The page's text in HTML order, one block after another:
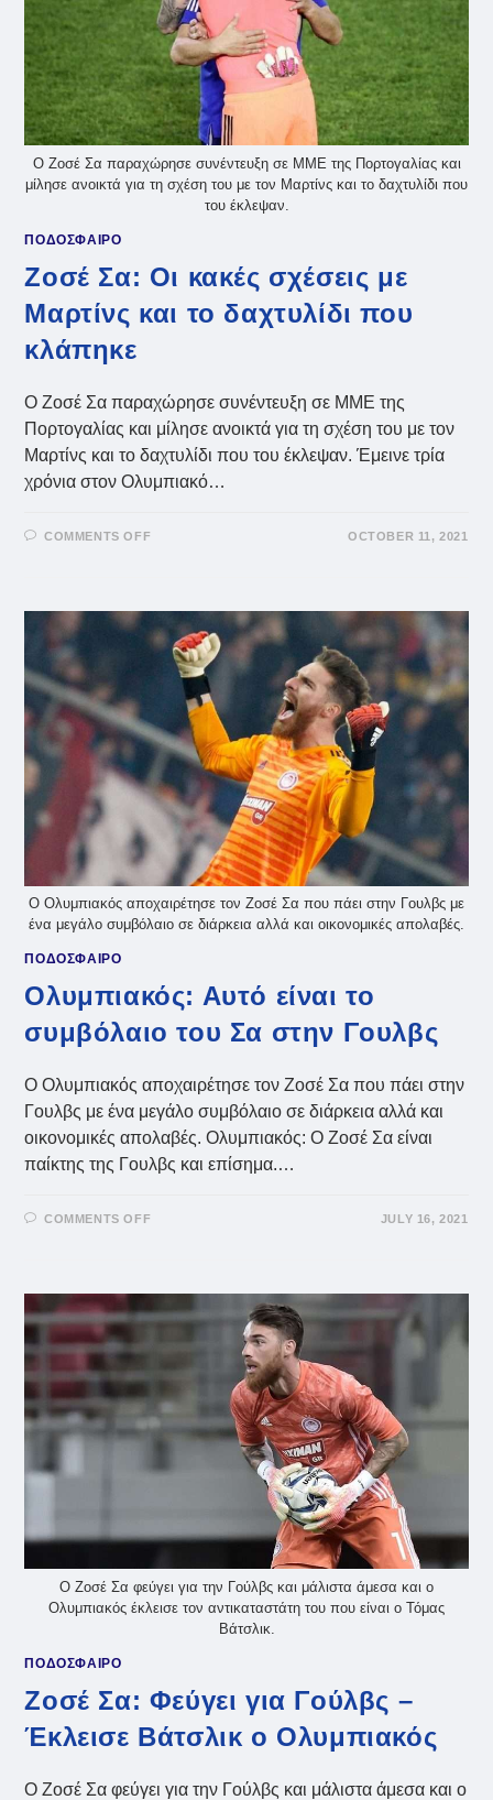
Ο Ζοσέ Σα παραχώρησε συνέντευξη σε ΜΜΕ της Πορτογαλίας και
μίλησε ανοικτά για τη σχέση του με τον Μαρτίνς και το δαχτυλίδι που
του έκλεψαν.
ΠΟΔΟΣΦΑΙΡΟ
Ζοσέ Σα: Οι κακές σχέσεις με
Μαρτίνς και το δαχτυλίδι που
κλάπηκε
Ο Ζοσέ Σα παραχώρησε συνέντευξη σε ΜΜΕ της
Πορτογαλίας και μίλησε ανοικτά για τη σχέση του με τον
Μαρτίνς και το δαχτυλίδι που του έκλεψαν. Έμεινε τρία
χρόνια στον Ολυμπιακό…
COMMENTS OFF
ΜΑΡΤΊΝΣ
ΚΑΙ
ΤΟ
ΔΑΧΤΥΛΊΔΙ
ΠΟΥ
ΚΛΆΠΗΚΕ
OCTOBER 11, 2021
Ο Ολυμπιακός αποχαιρέτησε τον Ζοσέ Σα που πάει στην Γουλβς με
ένα μεγάλο συμβόλαιο σε διάρκεια αλλά και οικονομικές απολαβές.
ΠΟΔΟΣΦΑΙΡΟ
Ολυμπιακός: Αυτό είναι το
συμβόλαιο του Σα στην Γουλβς
Ο Ολυμπιακός αποχαιρέτησε τον Ζοσέ Σα που πάει στην
Γουλβς με ένα μεγάλο συμβόλαιο σε διάρκεια αλλά και
οικονομικές απολαβές. Ολυμπιακός: Ο Ζοσέ Σα είναι
παίκτης της Γουλβς και επίσημα.…
COMMENTS OFF
ΣΑ
ΓΟΥΛΒΣ
JULY 16, 2021
Ο Ζοσέ Σα φεύγει για την Γούλβς και μάλιστα άμεσα και ο
Ολυμπιακός έκλεισε τον αντικαταστάτη του που είναι ο Τόμας
Βάτσλικ.
ΠΟΔΟΣΦΑΙΡΟ
Ζοσέ Σα: Φεύγει για Γούλβς –
Έκλεισε Βάτσλικ ο Ολυμπιακός
Ο Ζοσέ Σα φεύγει για την Γούλβς και μάλιστα άμεσα και ο